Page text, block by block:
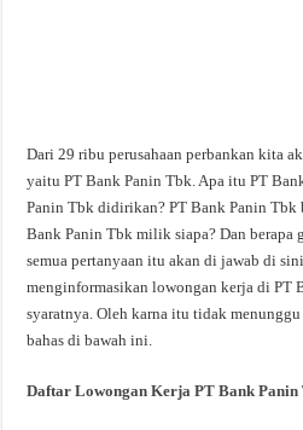
Dari 29 ribu perusahaan perbankan kita
yaitu PT Bank Panin Tbk. Apa itu PT
Panin Tbk didirikan? PT Bank Panin Tbk
Bank Panin Tbk milik siapa? Dan berapa
semua pertanyaan itu akan di jawab di
menginformasikan lowongan kerja di PT
syaratnya. Oleh karna itu tidak
bahas di bawah ini.
Daftar Lowongan Kerja PT Bank Panin